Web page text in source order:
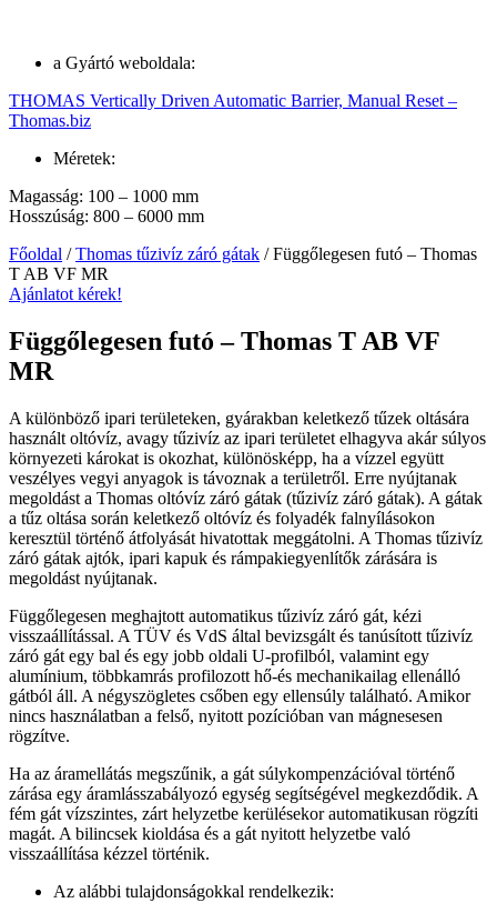
a Gyártó weboldala:
THOMAS Vertically Driven Automatic Barrier, Manual Reset –
Thomas.biz
Méretek:
Magasság: 100 – 1000 mm
Hosszúság: 800 – 6000 mm
Főoldal /Thomas tűzivíz záró gátak / Függőlegesen futó – Thomas
T AB VF MR
Ajánlatot kérek!
Függőlegesen futó – Thomas T AB VF
MR
A különböző ipari területeken, gyárakban keletkező tűzek oltására
használt oltóvíz, avagy tűzivíz az ipari területet elhagyva akár súlyos
környezeti károkat is okozhat, különösképp, ha a vízzel együtt
veszélyes vegyi anyagok is távoznak a területről. Erre nyújtanak
megoldást a Thomas oltóvíz záró gátak (tűzivíz záró gátak). A gátak
a tűz oltása során keletkező oltóvíz és folyadék falnyílásokon
keresztül történő átfolyását hivatottak meggátolni. A Thomas tűzivíz
záró gátak ajtók, ipari kapuk és rámpakiegyenlítők zárására is
megoldást nyújtanak.
Függőlegesen meghajtott automatikus tűzivíz záró gát, kézi
visszaállítással. A TÜV és VdS által bevizsgált és tanúsított tűzivíz
záró gát egy bal és egy jobb oldali U-profilból, valamint egy
alumínium, többkamrás profilozott hő-és mechanikailag ellenálló
gátból áll. A négyszögletes csőben egy ellensúly található. Amikor
nincs használatban a felső, nyitott pozícióban van mágnesesen
rögzítve.
Ha az áramellátás megszűnik, a gát súlykompenzációval történő
zárása egy áramlásszabályozó egység segítségével megkezdődik. A
fém gát vízszintes, zárt helyzetbe kerülésekor automatikusan rögzíti
magát. A bilincsek kioldása és a gát nyitott helyzetbe való
visszaállítása kézzel történik.
Az alábbi tulajdonságokkal rendelkezik: